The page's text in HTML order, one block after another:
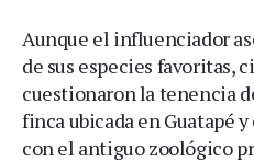
Aunque el influenciador
de sus especies favoritas,
cuestionaron la tenencia
finca ubicada en Guatapé
con el antiguo zoológico